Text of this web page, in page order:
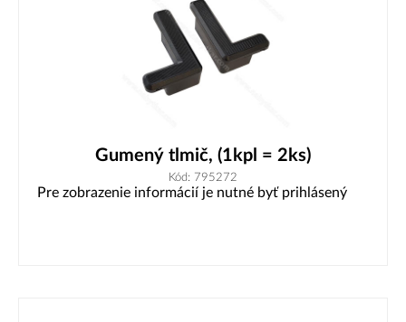
Gumený tlmič, (1kpl = 2ks)
Kód: 795272
Pre zobrazenie informácií je nutné byť prihlásený